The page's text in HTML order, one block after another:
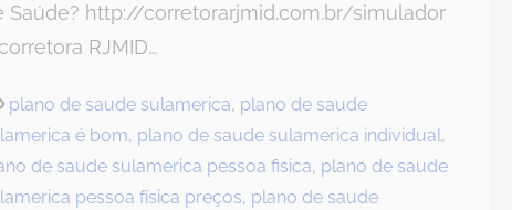
Saúde? http://corretorarjmid.com.br/simulador
RJMID…
plano de saude sulamerica, plano de saude
é bom, plano de saude sulamerica individual,
de saude sulamerica pessoa fisica, plano de saude
pessoa física preços, plano de saude